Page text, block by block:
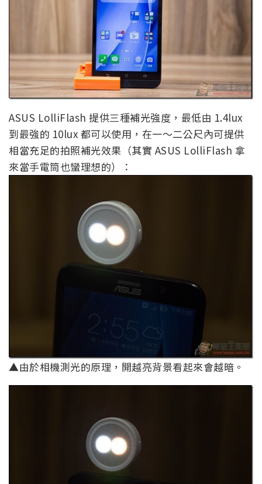
ASUS LolliFlash 提供三種補光強度，最低由 1.4lux
到最強的 10lux 都可以使用，在一～二公尺內可提供
相當充足的拍照補光效果（其實 ASUS LolliFlash 拿
來當手電筒也蠻理想的）：
▲由於相機測光的原理，開越亮背景看起來會越暗。